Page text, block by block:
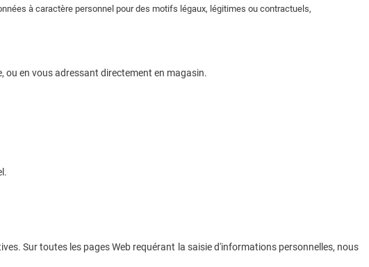
à caractère personnel pour des motifs légaux, légitimes ou contractuels,
ou en vous adressant directement en magasin.
Sur toutes les pages Web requérant la saisie d'informations personnelles, nous